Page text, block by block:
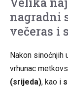
nagradni
večeras i
Nakon sinoćnjih
vrhunac
(srijeda), kao i